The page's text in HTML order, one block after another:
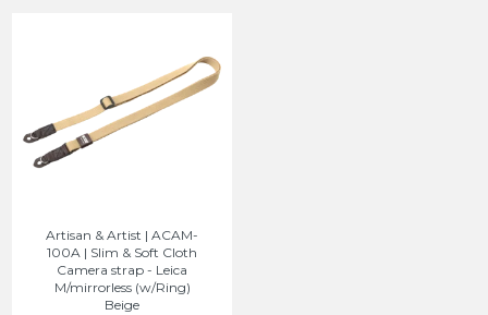
Artisan & Artist | ACAM-
100A | Slim & Soft Cloth
Camera strap - Leica
M/mirrorless (w/Ring)
Beige